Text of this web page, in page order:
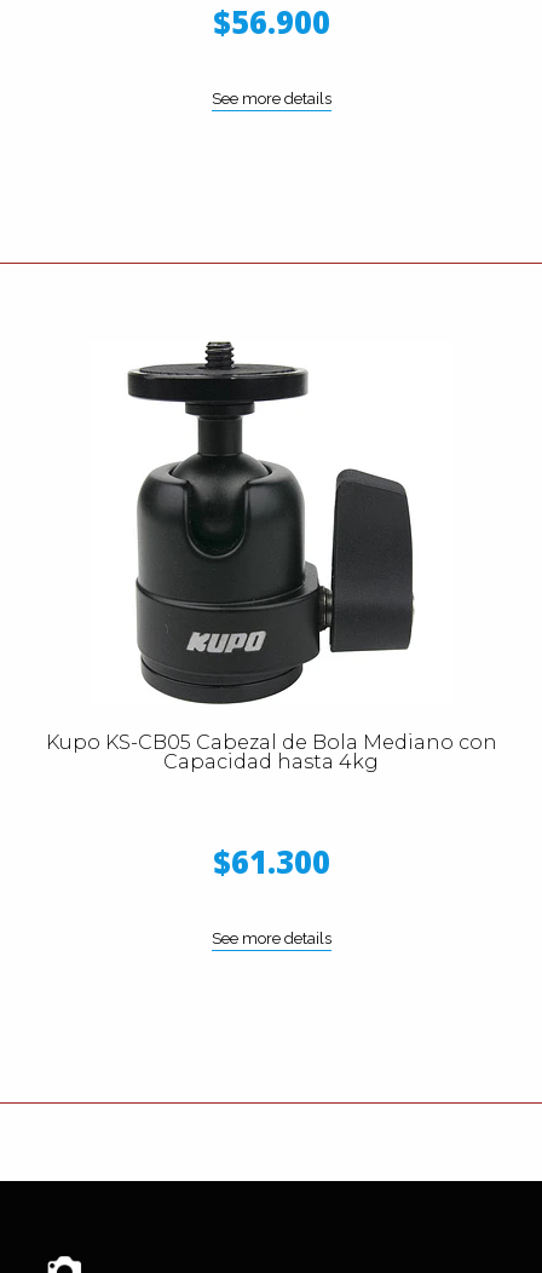
$56.900
See more details
Kupo KS-CB05 Cabezal de Bola Mediano con
Capacidad hasta 4kg
$61.300
See more details